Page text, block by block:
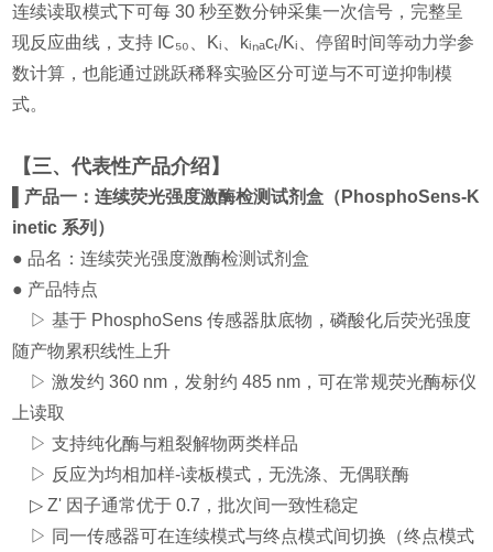
连续读取模式下可每 30 秒至数分钟采集一次信号，完整呈
现反应曲线，支持 IC₅₀、Kᵢ、kᵢₙₐcₜ/Kᵢ、停留时间等动力学参
数计算，也能通过跳跃稀释实验区分可逆与不可逆抑制模
式。
【三、代表性产品介绍】
▌产品一：连续荧光强度激酶检测试剂盒（PhosphoSens-K
inetic 系列）
● 品名：连续荧光强度激酶检测试剂盒
● 产品特点
▷ 基于 PhosphoSens 传感器肽底物，磷酸化后荧光强度
随产物累积线性上升
▷ 激发约 360 nm，发射约 485 nm，可在常规荧光酶标仪
上读取
▷ 支持纯化酶与粗裂解物两类样品
▷ 反应为均相加样-读板模式，无洗涤、无偶联酶
▷ Z' 因子通常优于 0.7，批次间一致性稳定
▷ 同一传感器可在连续模式与终点模式间切换（终点模式